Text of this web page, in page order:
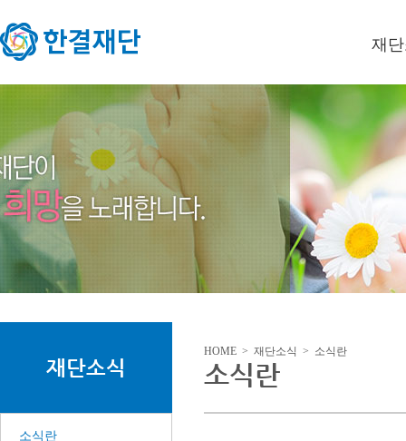
재
이사
미션/
연혁
재단소식
소식란
HOME > 재단소식 > 소식란
소식란